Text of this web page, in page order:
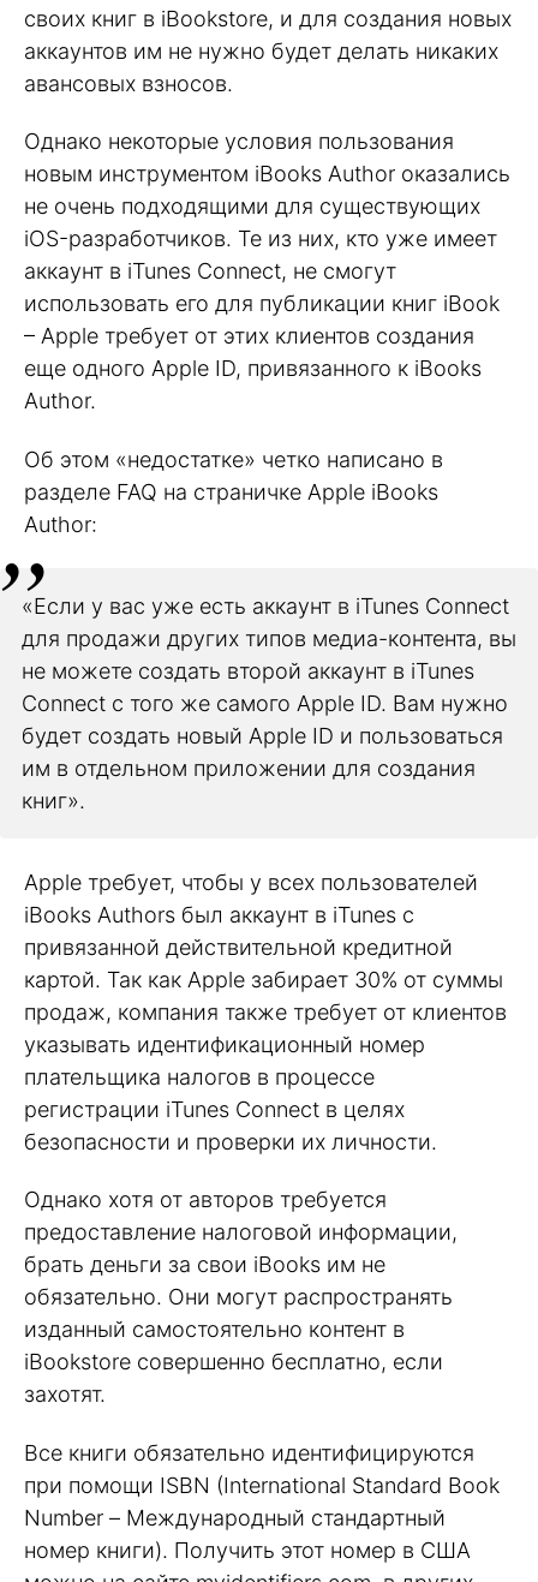
своих книг в iBookstore, и для создания новых
аккаунтов им не нужно будет делать никаких
авансовых взносов.
Однако некоторые условия пользования
новым инструментом iBooks Author оказались
не очень подходящими для существующих
iOS-разработчиков. Те из них, кто уже имеет
аккаунт в iTunes Connect, не смогут
использовать его для публикации книг iBook
– Apple требует от этих клиентов создания
еще одного Apple ID, привязанного к iBooks
Author.
Об этом «недостатке» четко написано в
разделе FAQ на страничке Apple iBooks
Author:
«Если у вас уже есть аккаунт в iTunes Connect
для продажи других типов медиа-контента, вы
не можете создать второй аккаунт в iTunes
Connect с того же самого Apple ID. Вам нужно
будет создать новый Apple ID и пользоваться
им в отдельном приложении для создания
книг».
Apple требует, чтобы у всех пользователей
iBooks Authors был аккаунт в iTunes с
привязанной действительной кредитной
картой. Так как Apple забирает 30% от суммы
продаж, компания также требует от клиентов
указывать идентификационный номер
плательщика налогов в процессе
регистрации iTunes Connect в целях
безопасности и проверки их личности.
Однако хотя от авторов требуется
предоставление налоговой информации,
брать деньги за свои iBooks им не
обязательно. Они могут распространять
изданный самостоятельно контент в
iBookstore совершенно бесплатно, если
захотят.
Все книги обязательно идентифицируются
при помощи ISBN (International Standard Book
Number – Международный стандартный
номер книги). Получить этот номер в США